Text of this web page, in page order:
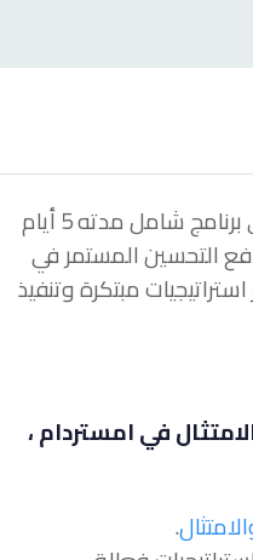
هي برنامج شامل مدته 5 أيام
التحسين المستمر في
مبتكرة وتنفيذ
في امستردام ،
.